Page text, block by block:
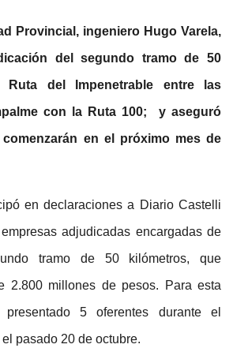
Provincial, ingeniero Hugo Varela,
del segundo tramo de 50
Ruta del Impenetrable entre las
con la Ruta 100; y aseguró
en el próximo mes de
en declaraciones a Diario Castelli
adjudicadas encargadas de
tramo de 50 kilómetros, que
2.800 millones de pesos. Para esta
5 oferentes durante el
pasado 20 de octubre.